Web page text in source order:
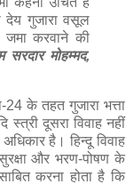
करना होता है कि
स्रोत नहीं है और वह
कोर्ट ने एक मामले में
से पत्नी को भरण-
ने युवती द्वारा पति के
दिया।फैमिली कोर्ट ने
का घर छोड़ने से पत्नी
अदालत ने युवती द्वारा
कर दिया।